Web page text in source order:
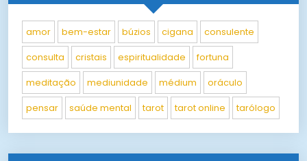
amor bem-estar búzios cigana consulente
consulta cristais espiritualidade fortuna
meditação mediunidade médium oráculo
pensar saúde mental tarot tarot online tarólogo